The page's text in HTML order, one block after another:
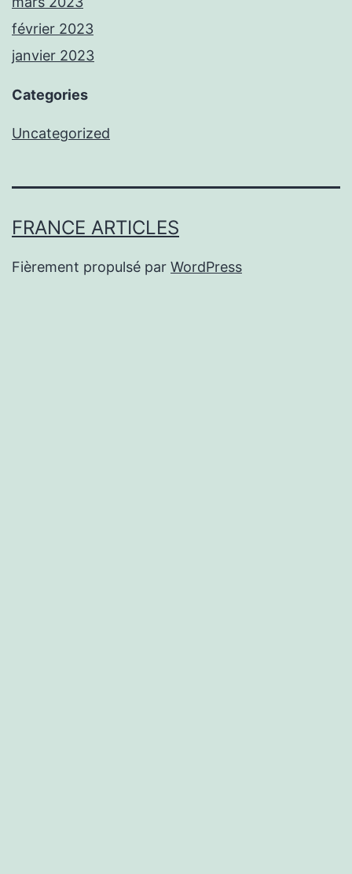
février 2023
janvier 2023
Categories
Uncategorized
FRANCE ARTICLES
Fièrement propulsé par WordPress